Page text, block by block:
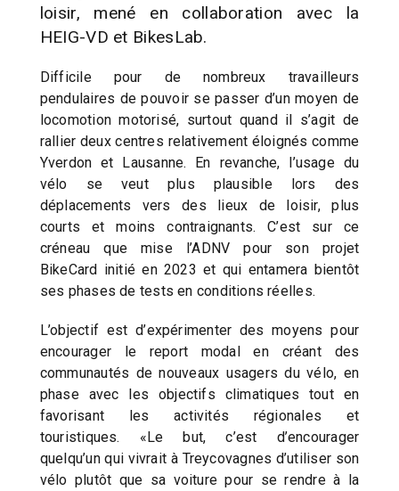
loisir, mené en collaboration avec la
HEIG-VD et BikesLab.
Difficile pour de nombreux travailleurs
pendulaires de pouvoir se passer d’un moyen de
locomotion motorisé, surtout quand il s’agit de
rallier deux centres relativement éloignés comme
Yverdon et Lausanne. En revanche, l’usage du
vélo se veut plus plausible lors des
déplacements vers des lieux de loisir, plus
courts et moins contraignants. C’est sur ce
créneau que mise l’ADNV pour son projet
BikeCard initié en 2023 et qui entamera bientôt
ses phases de tests en conditions réelles.
L’objectif est d’expérimenter des moyens pour
encourager le report modal en créant des
communautés de nouveaux usagers du vélo, en
phase avec les objectifs climatiques tout en
favorisant les activités régionales et
touristiques. «Le but, c’est d’encourager
quelqu’un qui vivrait à Treycovagnes d’utiliser son
vélo plutôt que sa voiture pour se rendre à la